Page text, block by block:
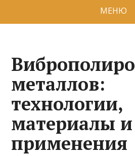
МЕНЮ
металлов:
технологии,
материалы
применения